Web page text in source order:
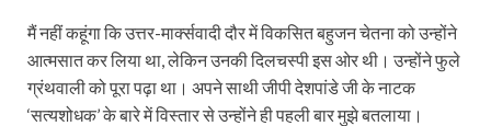
मैं नहीं कहूंगा कि उत्तर-मार्क्सवादी दौर में विकसित बहुजन चेतना को उन्होंने
आत्मसात कर लिया था, लेकिन उनकी दिलचस्पी इस ओर थी। उन्होंने फुले
ग्रंथवाली को पूरा पढ़ा था। अपने साथी जीपी देशपांडे जी के नाटक
‘सत्यशोधक’ के बारे में विस्तार से उन्होंने ही पहली बार मुझे बतलाया।